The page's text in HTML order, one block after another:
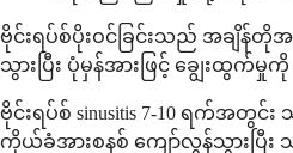
ဗိုင်းရပ်စ်ပိုးဝင်ခြင်းသည် အချိန်တိုအ
သွားပြီး ပုံမှန်အားဖြင့် ချွေးထွ
ဗိုင်းရပ်စ် sinusitis 7-10 ရက်အတွ
ကိုယ်ခံအားစနစ် ကျော်လွန်သွားပြီး